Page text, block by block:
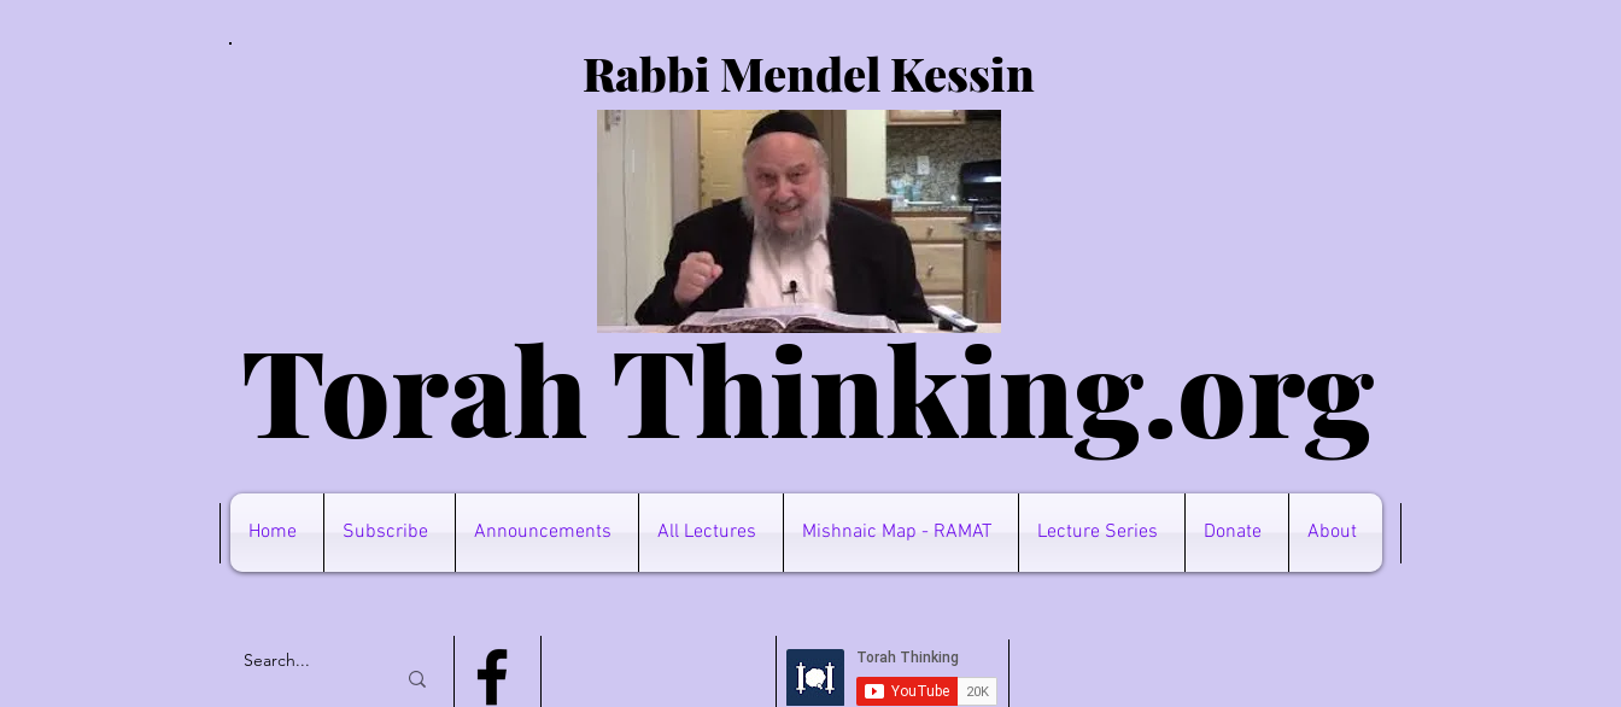
Rabbi Mendel Kessin
Torah Thinking.org
Home Subscribe Announcements All Lectures Mishnaic Map - RAMAT Lecture Series Donate About